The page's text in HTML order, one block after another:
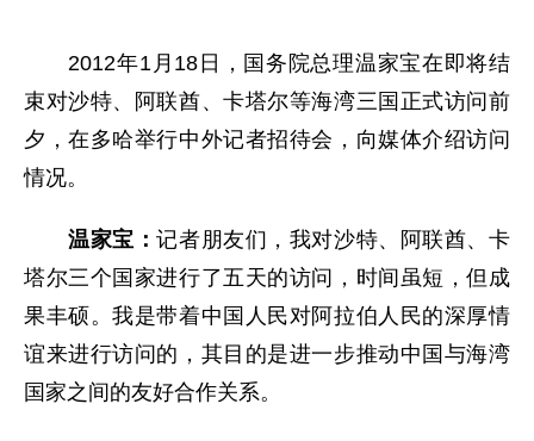
2012年1月18日，国务院总理温家宝在即将结
束对沙特、阿联酋、卡塔尔等海湾三国正式访问前
夕，在多哈举行中外记者招待会，向媒体介绍访问
情况。
温家宝：记者朋友们，我对沙特、阿联酋、卡
塔尔三个国家进行了五天的访问，时间虽短，但成
果丰硕。我是带着中国人民对阿拉伯人民的深厚情
谊来进行访问的，其目的是进一步推动中国与海湾
国家之间的友好合作关系。